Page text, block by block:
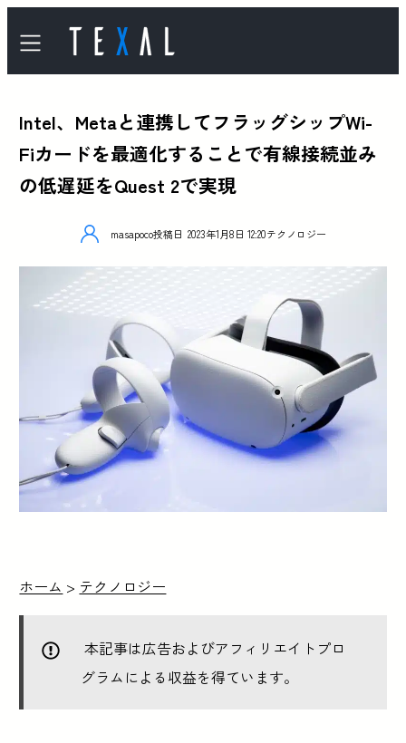
Intel、Metaと連携してフラッグシップWi-
Fiカードを最適化することで有線接続並み
の低遅延をQuest 2で実現
masapoco投稿日 2023年1月8日 12:20テクノロジー
ホーム > テクノロジー
本記事は広告およびアフィリエイトプロ
グラムによる収益を得ています。